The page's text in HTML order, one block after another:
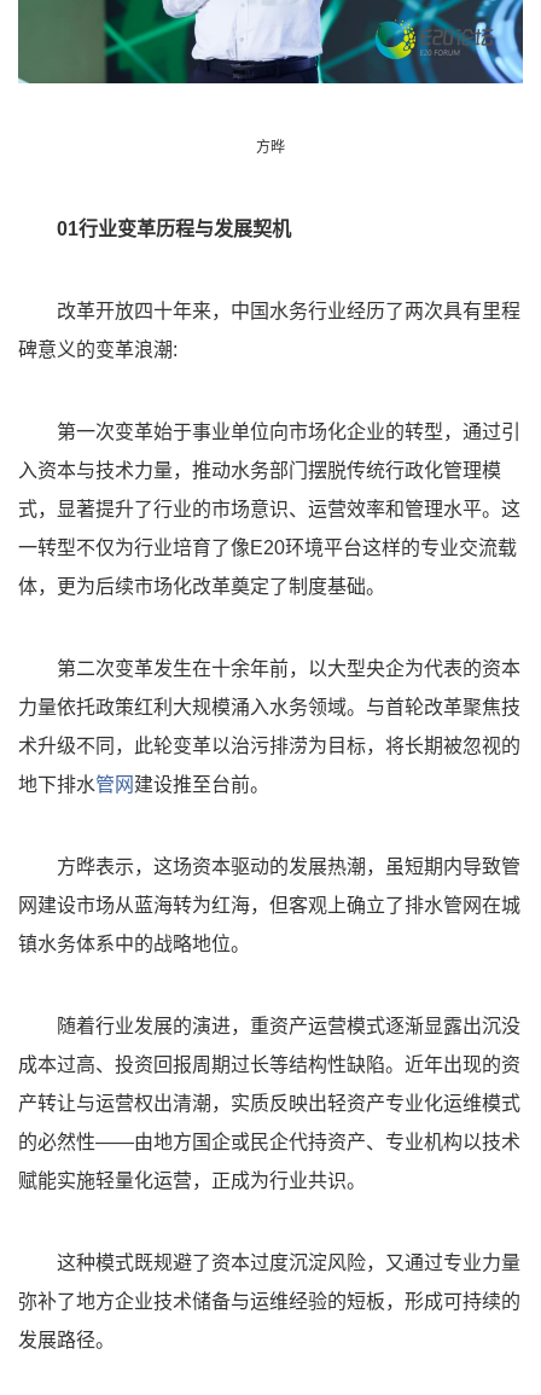
方晔
01行业变革历程与发展契机
改革开放四十年来，中国水务行业经历了两次具有里程
碑意义的变革浪潮:
第一次变革始于事业单位向市场化企业的转型，通过引
入资本与技术力量，推动水务部门摆脱传统行政化管理模
式，显著提升了行业的市场意识、运营效率和管理水平。这
一转型不仅为行业培育了像E20环境平台这样的专业交流载
体，更为后续市场化改革奠定了制度基础。
第二次变革发生在十余年前，以大型央企为代表的资本
力量依托政策红利大规模涌入水务领域。与首轮改革聚焦技
术升级不同，此轮变革以治污排涝为目标，将长期被忽视的
地下排水管网 建设推至台前。
方晔表示，这场资本驱动的发展热潮，虽短期内导致管
网建设市场从蓝海转为红海，但客观上确立了排水管网在城
镇水务体系中的战略地位。
随着行业发展的演进，重资产运营模式逐渐显露出沉没
成本过高、投资回报周期过长等结构性缺陷。近年出现的资
产转让与运营权出清潮，实质反映出轻资产专业化运维模式
的必然性——由地方国企或民企代持资产、专业机构以技术
赋能实施轻量化运营，正成为行业共识。
这种模式既规避了资本过度沉淀风险，又通过专业力量
弥补了地方企业技术储备与运维经验的短板，形成可持续的
发展路径。